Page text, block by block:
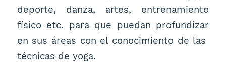
deporte, danza, artes, entrenamiento
físico etc. para que puedan profundizar
en sus áreas con el conocimiento de las
técnicas de yoga.